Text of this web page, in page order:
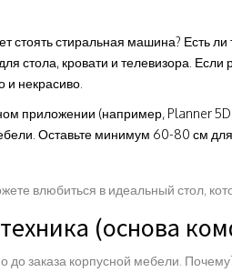
стоять стиральная машина? Есть
стола, кровати и телевизора. Если
и некрасиво.
приложении (например, Planner 5D
Оставьте минимум 60-80 см
влюбиться в идеальный стол,
(основа
до заказа корпусной мебели.